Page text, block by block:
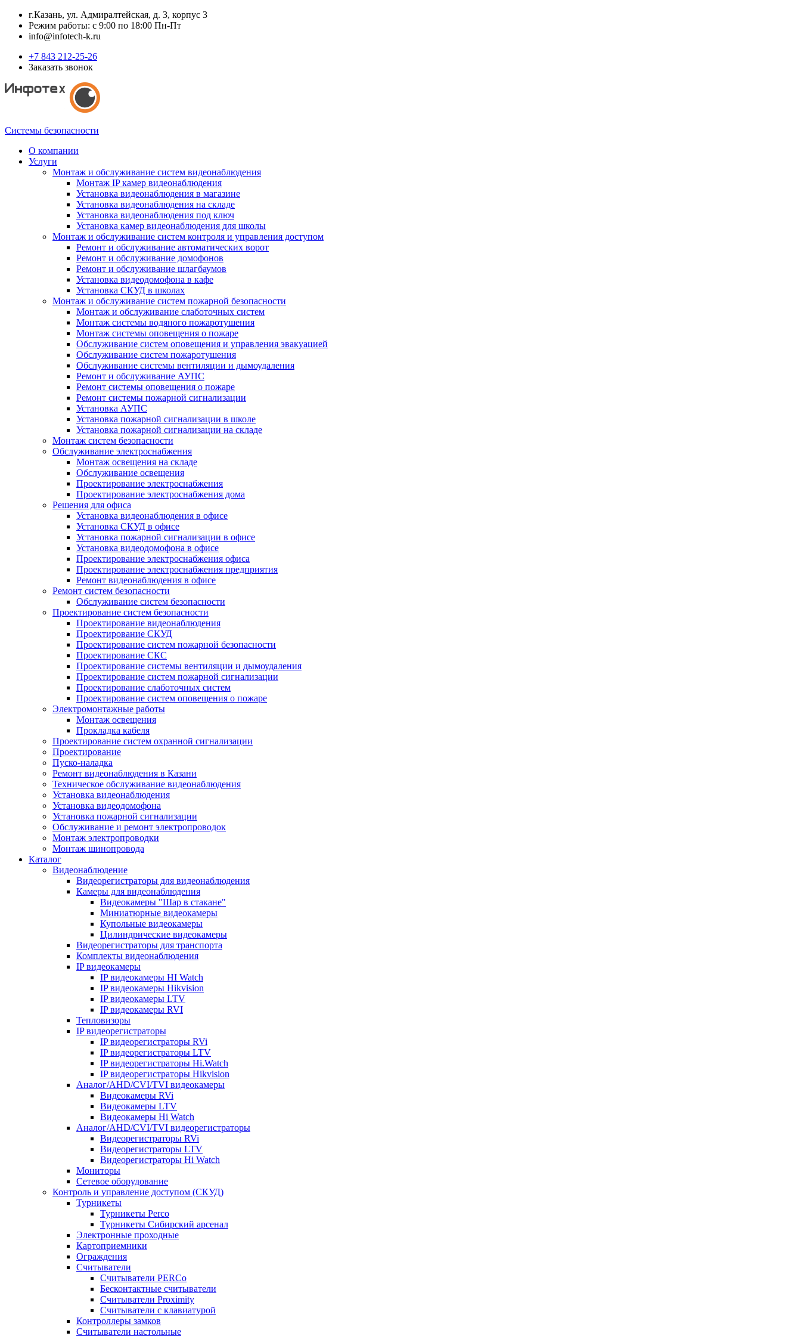
г.Казань, ул. Адмиралтейская, д. 3, корпус 3
Режим работы: с 9:00 по 18:00 Пн-Пт
info@infotech-k.ru
+7 843 212-25-26
Заказать звонок
Системы безопасности
О компании
Услуги
Монтаж и обслуживание систем видеонаблюдения
Монтаж IP камер видеонаблюдения
Установка видеонаблюдения в магазине
Установка видеонаблюдения на складе
Установка видеонаблюдения под ключ
Установка камер видеонаблюдения для школы
Монтаж и обслуживание систем контроля и управления доступом
Ремонт и обслуживание автоматических ворот
Ремонт и обслуживание домофонов
Ремонт и обслуживание шлагбаумов
Установка видеодомофона в кафе
Установка СКУД в школах
Монтаж и обслуживание систем пожарной безопасности
Монтаж и обслуживание слаботочных систем
Монтаж системы водяного пожаротушения
Монтаж системы оповещения о пожаре
Обслуживание систем оповещения и управления эвакуацией
Обслуживание систем пожаротушения
Обслуживание системы вентиляции и дымоудаления
Ремонт и обслуживание АУПС
Ремонт системы оповещения о пожаре
Ремонт системы пожарной сигнализации
Установка АУПС
Установка пожарной сигнализации в школе
Установка пожарной сигнализации на складе
Монтаж систем безопасности
Обслуживание электроснабжения
Монтаж освещения на складе
Обслуживание освещения
Проектирование электроснабжения
Проектирование электроснабжения дома
Решения для офиса
Установка видеонаблюдения в офисе
Установка СКУД в офисе
Установка пожарной сигнализации в офисе
Установка видеодомофона в офисе
Проектирование электроснабжения офиса
Проектирование электроснабжения предприятия
Ремонт видеонаблюдения в офисе
Ремонт систем безопасности
Обслуживание систем безопасности
Проектирование систем безопасности
Проектирование видеонаблюдения
Проектирование СКУД
Проектирование систем пожарной безопасности
Проектирование СКС
Проектирование системы вентиляции и дымоудаления
Проектирование систем пожарной сигнализации
Проектирование слаботочных систем
Проектирование систем оповещения о пожаре
Электромонтажные работы
Монтаж освещения
Прокладка кабеля
Проектирование систем охранной сигнализации
Проектирование
Пуско-наладка
Ремонт видеонаблюдения в Казани
Техническое обслуживание видеонаблюдения
Установка видеонаблюдения
Установка видеодомофона
Установка пожарной сигнализации
Обслуживание и ремонт электропроводок
Монтаж электропроводки
Монтаж шинопровода
Каталог
Видеонаблюдение
Видеорегистраторы для видеонаблюдения
Камеры для видеонаблюдения
Видеокамеры "Шар в стакане"
Миниатюрные видеокамеры
Купольные видеокамеры
Цилиндрические видеокамеры
Видеорегистраторы для транспорта
Комплекты видеонаблюдения
IP видеокамеры
IP видеокамеры HI Watch
IP видеокамеры Hikvision
IP видеокамеры LTV
IP видеокамеры RVI
Тепловизоры
IP видеорегистраторы
IP видеорегистраторы RVi
IP видеорегистраторы LTV
IP видеорегистраторы Hi.Watch
IP видеорегистраторы Hikvision
Аналог/AHD/CVI/TVI видеокамеры
Видеокамеры RVi
Видеокамеры LTV
Видеокамеры Hi Watch
Аналог/AHD/CVI/TVI видеорегистраторы
Видеорегистраторы RVi
Видеорегистраторы LTV
Видеорегистраторы Hi Watch
Мониторы
Сетевое оборудование
Контроль и управление доступом (СКУД)
Турникеты
Турникеты Perco
Турникеты Сибирский арсенал
Электронные проходные
Картоприемники
Ограждения
Считыватели
Считыватели PERCo
Бесконтактные считыватели
Считыватели Proximity
Считыватели с клавиатурой
Контроллеры замков
Считыватели настольные